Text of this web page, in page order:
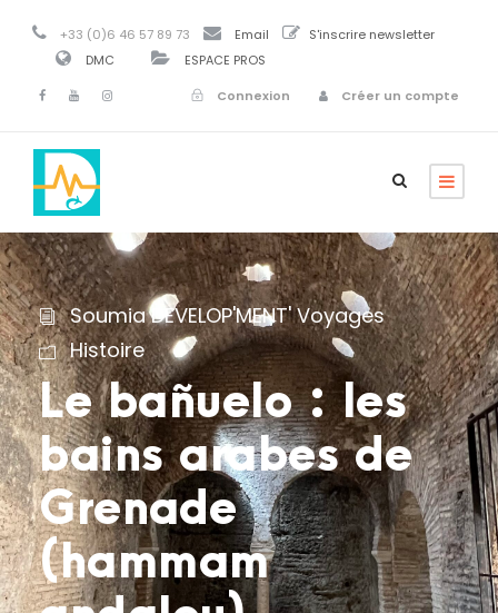
+33 (0)6 46 57 89 73 Email
S'inscrire newsletter
DMC
ESPACE PROS
Connexion
Créer un compte
Soumia DEVELOP'MENT' Voyages
Histoire
Le bañuelo : les
bains arabes de
Grenade
(hammam